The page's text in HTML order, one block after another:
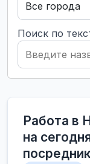
Поиск по
Работа в
на